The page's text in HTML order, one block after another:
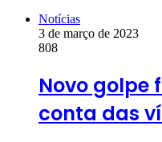
Notícias
3 de março de 2023
808
Novo golpe
conta das